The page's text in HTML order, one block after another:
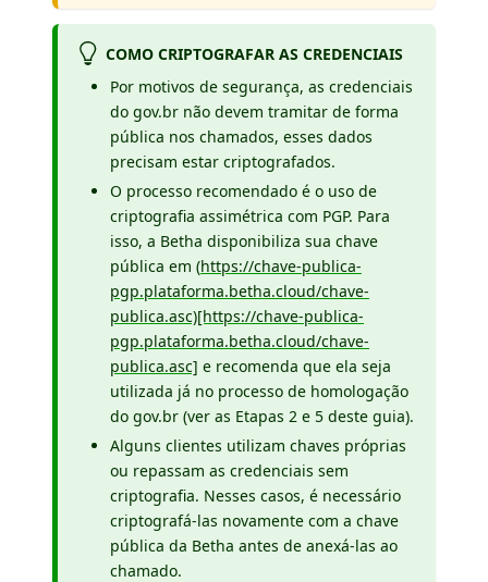
COMO CRIPTOGRAFAR AS CREDENCIAIS
Por motivos de segurança, as credenciais
do gov.br não devem tramitar de forma
pública nos chamados, esses dados
precisam estar criptografados.
O processo recomendado é o uso de
criptografia assimétrica com PGP. Para
isso, a Betha disponibiliza sua chave
pública em (https://chave-publica-
pgp.plataforma.betha.cloud/chave-
publica.asc)[https://chave-publica-
pgp.plataforma.betha.cloud/chave-
publica.asc] e recomenda que ela seja
utilizada já no processo de homologação
do gov.br (ver as Etapas 2 e 5 deste guia).
Alguns clientes utilizam chaves próprias
ou repassam as credenciais sem
criptografia. Nesses casos, é necessário
criptografá-las novamente com a chave
pública da Betha antes de anexá-las ao
chamado.